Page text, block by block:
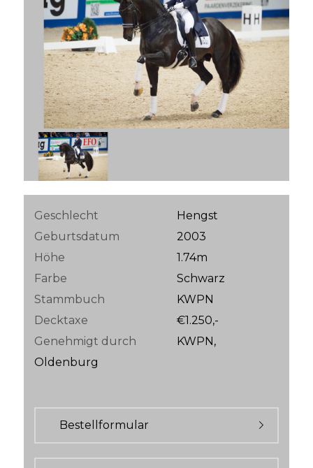
Geschlecht
Hengst
Geburtsdatum
2003
Höhe
1.74m
Farbe
Schwarz
Stammbuch
KWPN
Decktaxe
€1.250,-
Genehmigt durch
KWPN,
Oldenburg
Bestellformular